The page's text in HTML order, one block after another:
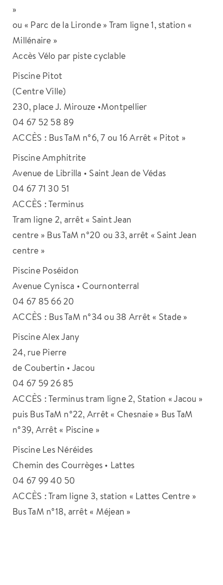
»
ou « Parc de la Lironde » Tram ligne 1, station «
Millénaire »
Accès Vélo par piste cyclable
Piscine Pitot
(Centre Ville)
230, place J. Mirouze •Montpellier
04 67 52 58 89
ACCÈS : Bus TaM n°6, 7 ou 16 Arrêt « Pitot »
Piscine Amphitrite
Avenue de Librilla • Saint Jean de Védas
04 67 71 30 51
ACCÈS : Terminus
Tram ligne 2, arrêt « Saint Jean
centre » Bus TaM n°20 ou 33, arrêt « Saint Jean
centre »
Piscine Poséidon
Avenue Cynisca • Cournonterral
04 67 85 66 20
ACCÈS : Bus TaM n°34 ou 38 Arrêt « Stade »
Piscine Alex Jany
24, rue Pierre
de Coubertin • Jacou
04 67 59 26 85
ACCÈS : Terminus tram ligne 2, Station « Jacou »
puis Bus TaM n°22, Arrêt « Chesnaie » Bus TaM
n°39, Arrêt « Piscine »
Piscine Les Néréides
Chemin des Courrèges • Lattes
04 67 99 40 50
ACCÈS : Tram ligne 3, station « Lattes Centre »
Bus TaM n°18, arrêt « Méjean »